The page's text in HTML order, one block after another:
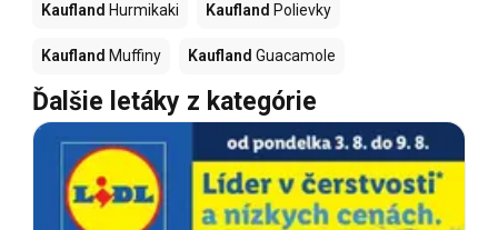
Kaufland Hurmikaki Kaufland Polievky
Kaufland Muffiny Kaufland Guacamole
Ďalšie letáky z kategórie